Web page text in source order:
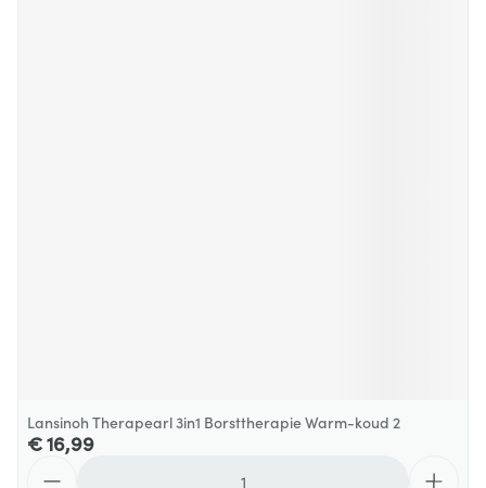
Lansinoh Therapearl 3in1 Borsttherapie Warm-koud 2
€ 16,99